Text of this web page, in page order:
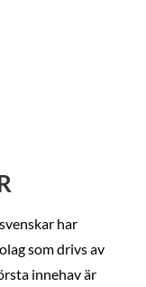
har
som drivs av
innehav är